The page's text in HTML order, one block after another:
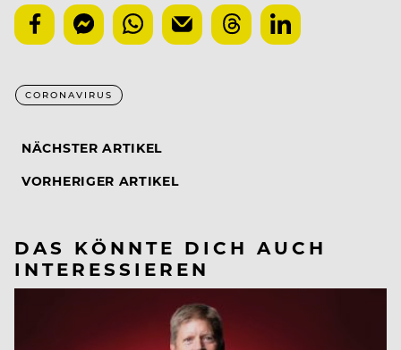
CORONAVIRUS
NÄCHSTER ARTIKEL
VORHERIGER ARTIKEL
DAS KÖNNTE DICH AUCH
INTERESSIEREN